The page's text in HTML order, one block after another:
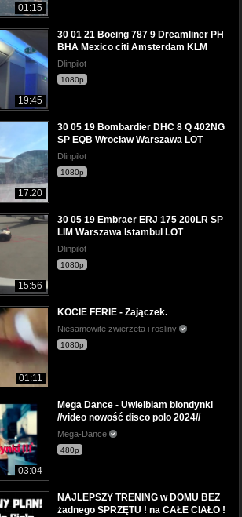
01:15
19:45
30 01 21 Boeing 787 9 Dreamliner PH
BHA Mexico citi Amsterdam KLM
Dlinpilot
1080p
17:20
30 05 19 Bombardier DHC 8 Q 402NG
SP EQB Wrocław Warszawa LOT
Dlinpilot
1080p
15:56
30 05 19 Embraer ERJ 175 200LR SP
LIM Warszawa Istambul LOT
Dlinpilot
1080p
01:11
KOCIE FERIE - Zajączek.
Niesamowite zwierzeta i rosliny
1080p
03:04
Mega Dance - Uwielbiam blondynki
//video nowość disco polo 2024//
Mega-Dance
480p
NAJLEPSZY TRENING w DOMU BEZ
żadnego SPRZĘTU ! na CAŁE CIAŁO !